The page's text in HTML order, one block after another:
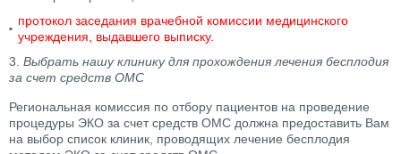
протокол заседания врачебной комиссии медицинского
учреждения, выдавшего выписку.
3. Выбрать нашу клинику для прохождения лечения бесплодия
за счет средств ОМС
Региональная комиссия по отбору пациентов на проведение
процедуры ЭКО за счет средств ОМС должна предоставить Вам
на выбор список клиник, проводящих лечение бесплодия